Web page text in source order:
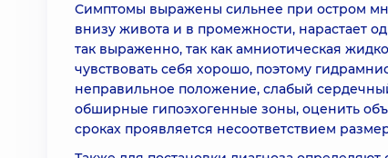
Симптомы выражены сильнее при остром
внизу живота и в промежности, нарастает
так выраженно, так как амниотическая
чувствовать себя хорошо, поэтому
неправильное положение, слабый
обширные гипоэхогенные зоны, оценить
сроках проявляется несоответствием